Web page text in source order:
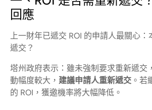
回應
上一財年已遞交 ROI 的申請人最關心
遞交？
塔州政府表示：雖未強制要求重新遞交
動幅度較大， 建議申請人重新遞交 。若
的 ROI，獲邀機率將大幅降低。